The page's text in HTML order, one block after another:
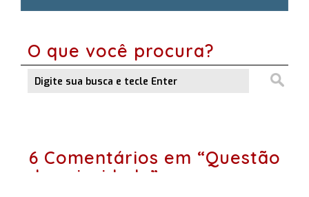
O que você procura?
6 Comentários em “Questão
de prioridade”